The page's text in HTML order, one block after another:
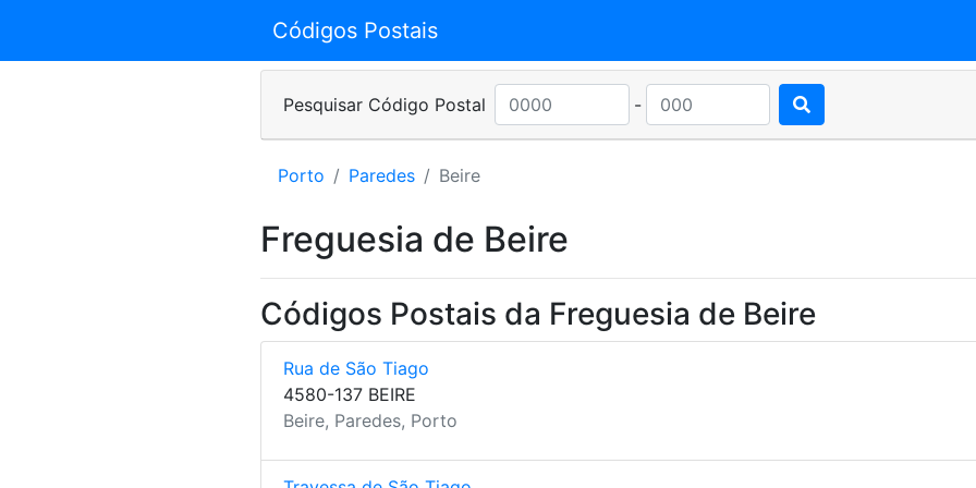
Códigos Postais
Pesquisar Código Postal -
Porto Paredes Beire
Freguesia de Beire
Códigos Postais da Freguesia de Beire
Rua de São Tiago
4580-137 BEIRE
Beire, Paredes, Porto